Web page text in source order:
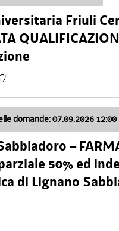
Friuli
domande: 07.09.2026 12:00
–
50% ed
di Lignano